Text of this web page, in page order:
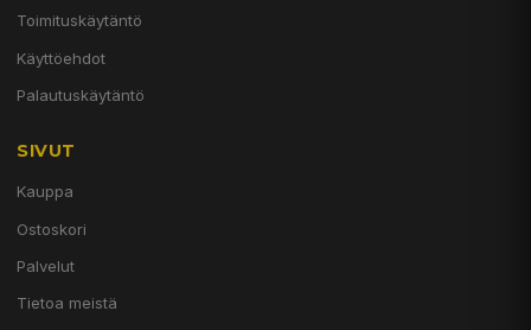
Toimituskäytäntö
Käyttöehdot
Palautuskäytäntö
SIVUT
Kauppa
Ostoskori
Palvelut
Tietoa meistä